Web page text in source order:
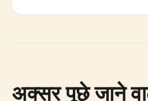
अक्सर पूछे जाने